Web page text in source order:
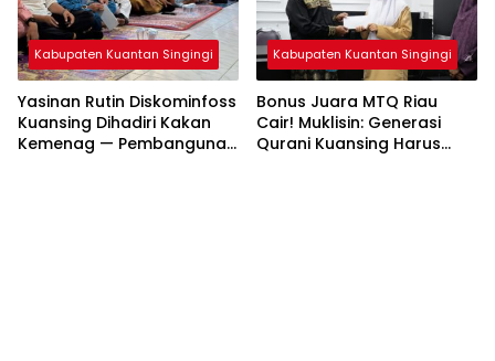
Kabupaten Kuantan Singingi
Yasinan Rutin Diskominfoss
Kuansing Dihadiri Kakan
Kemenag — Pembangunan
Kabupaten Kuantan Singingi
Bonus Juara MTQ Riau
Cair! Muklisin: Generasi
Qurani Kuansing Harus